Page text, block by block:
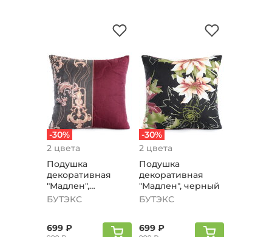
-30%
2 цвета
Подушка
декоративная
"Мадлен",
бордовый
БУТЭКС
699 ₽
-30%
2 цвета
Подушка
декоративная
"Мадлен", черный
БУТЭКС
699 ₽